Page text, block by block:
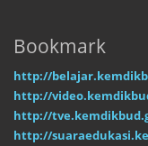
Bookmark
http://
http://
http://
http://